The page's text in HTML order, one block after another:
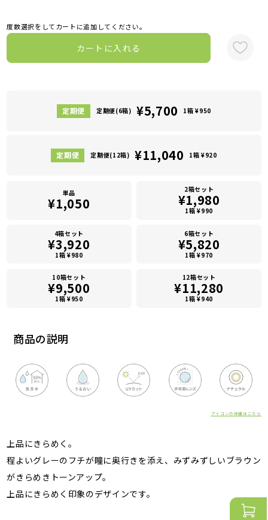
商品の説明
アイコンの詳細はこちら
上品にきらめく。
程よいグレーのフチが瞳に奥行きを添え、みずみずしいブラウン
がきらめきトーンアップ。
上品にきらめく印象のデザインです。
度数選択をしてカートに追加してください。
カートに入れる
定期便(6箱) ¥5,700 1箱 ¥950
定期便(12箱) ¥11,040 1箱 ¥920
単品
¥1,050
2箱セット
¥1,980
1箱 ¥990
4箱セット
¥3,920
1箱 ¥980
6箱セット
¥5,820
1箱 ¥970
10箱セット
¥9,500
1箱 ¥950
12箱セット
¥11,280
1箱 ¥940